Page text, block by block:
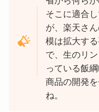
そこに適合
が、楽天さ
模は拡大す
で、生のリ
っている飯
商品の開発
ね。